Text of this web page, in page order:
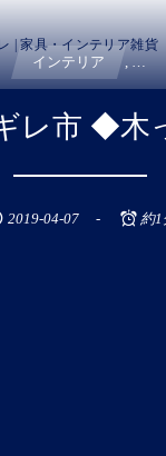
| 家具・インテリア雑貨
インテリア , …
市 ◆木
2019-04-07 約1